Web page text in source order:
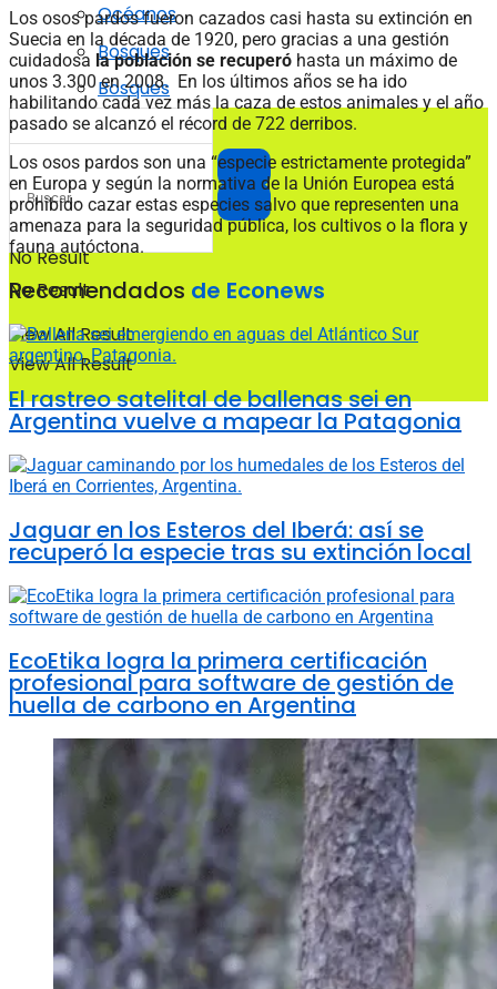
Bosques
No Result
View All Result
Océanos
Bosques
No Result
View All Result
Los osos pardos fueron cazados casi hasta su extinción en
Suecia en la década de 1920, pero gracias a una gestión
cuidadosa la población se recuperó hasta un máximo de
unos 3.300 en 2008. En los últimos años se ha ido
habilitando cada vez más la caza de estos animales y el año
pasado se alcanzó el récord de 722 derribos.
Los osos pardos son una “especie estrictamente protegida”
en Europa y según la normativa de la Unión Europea está
prohibido cazar estas especies salvo que representen una
amenaza para la seguridad pública, los cultivos o la flora y
fauna autóctona.
Recomendados de Econews
El rastreo satelital de ballenas sei en
Argentina vuelve a mapear la Patagonia
Jaguar en los Esteros del Iberá: así se
recuperó la especie tras su extinción local
EcoEtika logra la primera certificación
profesional para software de gestión de
huella de carbono en Argentina